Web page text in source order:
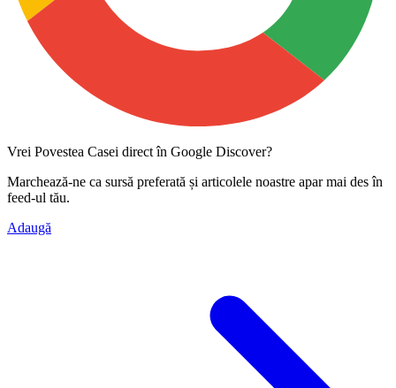
Vrei Povestea Casei direct în Google Discover?
Marchează-ne ca sursă preferată și articolele noastre apar mai des în
feed-ul tău.
Adaugă